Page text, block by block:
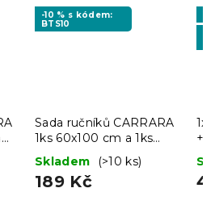
-10 % s kódem:
BTS10
Sada ručníků CARRARA
1ks 60x100 cm a 1ks
40x55 cm 100% bavlna,
bílá
Skladem (>10 ks)
189 Kč
1x
+